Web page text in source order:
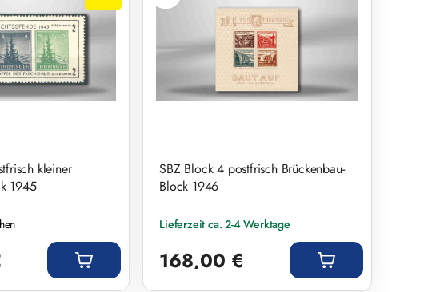
kleiner
1945
SBZ Block 4 postfrisch Brückenbau-
Block 1946
Lieferzeit ca. 2-4 Werktage
168,00 €